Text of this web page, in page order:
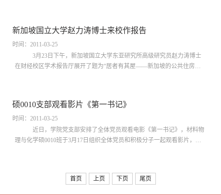
新加坡国立大学赵力涛博士来校作报告
时间：2011-03-25
3月23日下午，新加坡国立大学东亚研究所高级研究员赵力涛博士
在财经校区学术报告厅展开了题为“居者有其屋——新加坡的公共住房政
硕0010支部观看影片《第一书记》
时间：2011-03-25
近日，学院党支部安排了全体党员观看电影《第一书记》，材料物
理与化学硕0010班于3月17日组织全体党员和积极分子一起观看影片，收
首页 上页 下页 尾页